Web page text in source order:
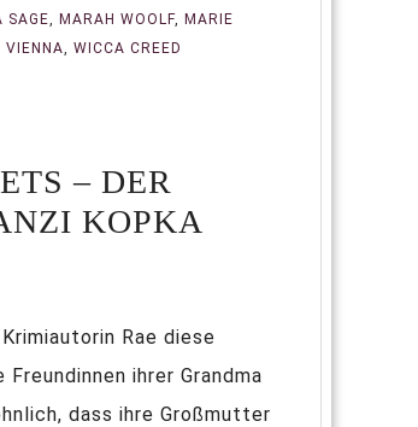
SAGE, MARAH WOOLF, MARIE
VIENNA, WICCA CREED
– DER
KOPKA
Rae diese
ihrer Grandma
dass ihre Großmutter